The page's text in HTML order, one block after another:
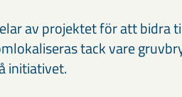
av projektet för att
tack vare
initiativet.